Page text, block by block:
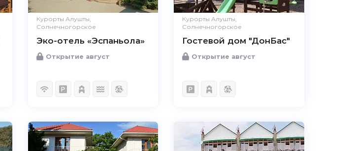
Курорты Алушты,
Солнечногорское
Эко-отель «Эспаньола»
Открытие август
Курорты Алушты,
Солнечногорское
Гостевой дом "ДонБас"
Открытие август